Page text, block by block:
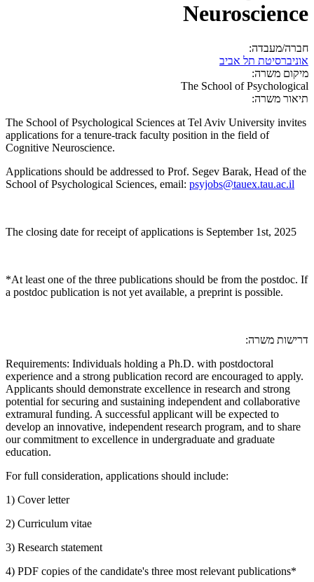
Neuroscience
חברה/מעבדה:
אוניברסיטת תל אביב
מיקום משרה:
The School of Psychological
תיאור משרה:
The School of Psychological Sciences at Tel Aviv University invites
applications for a tenure-track faculty position in the field of
Cognitive Neuroscience.
Applications should be addressed to Prof. Segev Barak, Head of the
School of Psychological Sciences, email: psyjobs@tauex.tau.ac.il
The closing date for receipt of applications is September 1st, 2025
*At least one of the three publications should be from the postdoc. If
a postdoc publication is not yet available, a preprint is possible.
דרישות משרה:
Requirements: Individuals holding a Ph.D. with postdoctoral
experience and a strong publication record are encouraged to apply.
Applicants should demonstrate excellence in research and strong
potential for securing and sustaining independent and collaborative
extramural funding. A successful applicant will be expected to
develop an innovative, independent research program, and to share
our commitment to excellence in undergraduate and graduate
education.
For full consideration, applications should include:
1) Cover letter
2) Curriculum vitae
3) Research statement
4) PDF copies of the candidate's three most relevant publications*